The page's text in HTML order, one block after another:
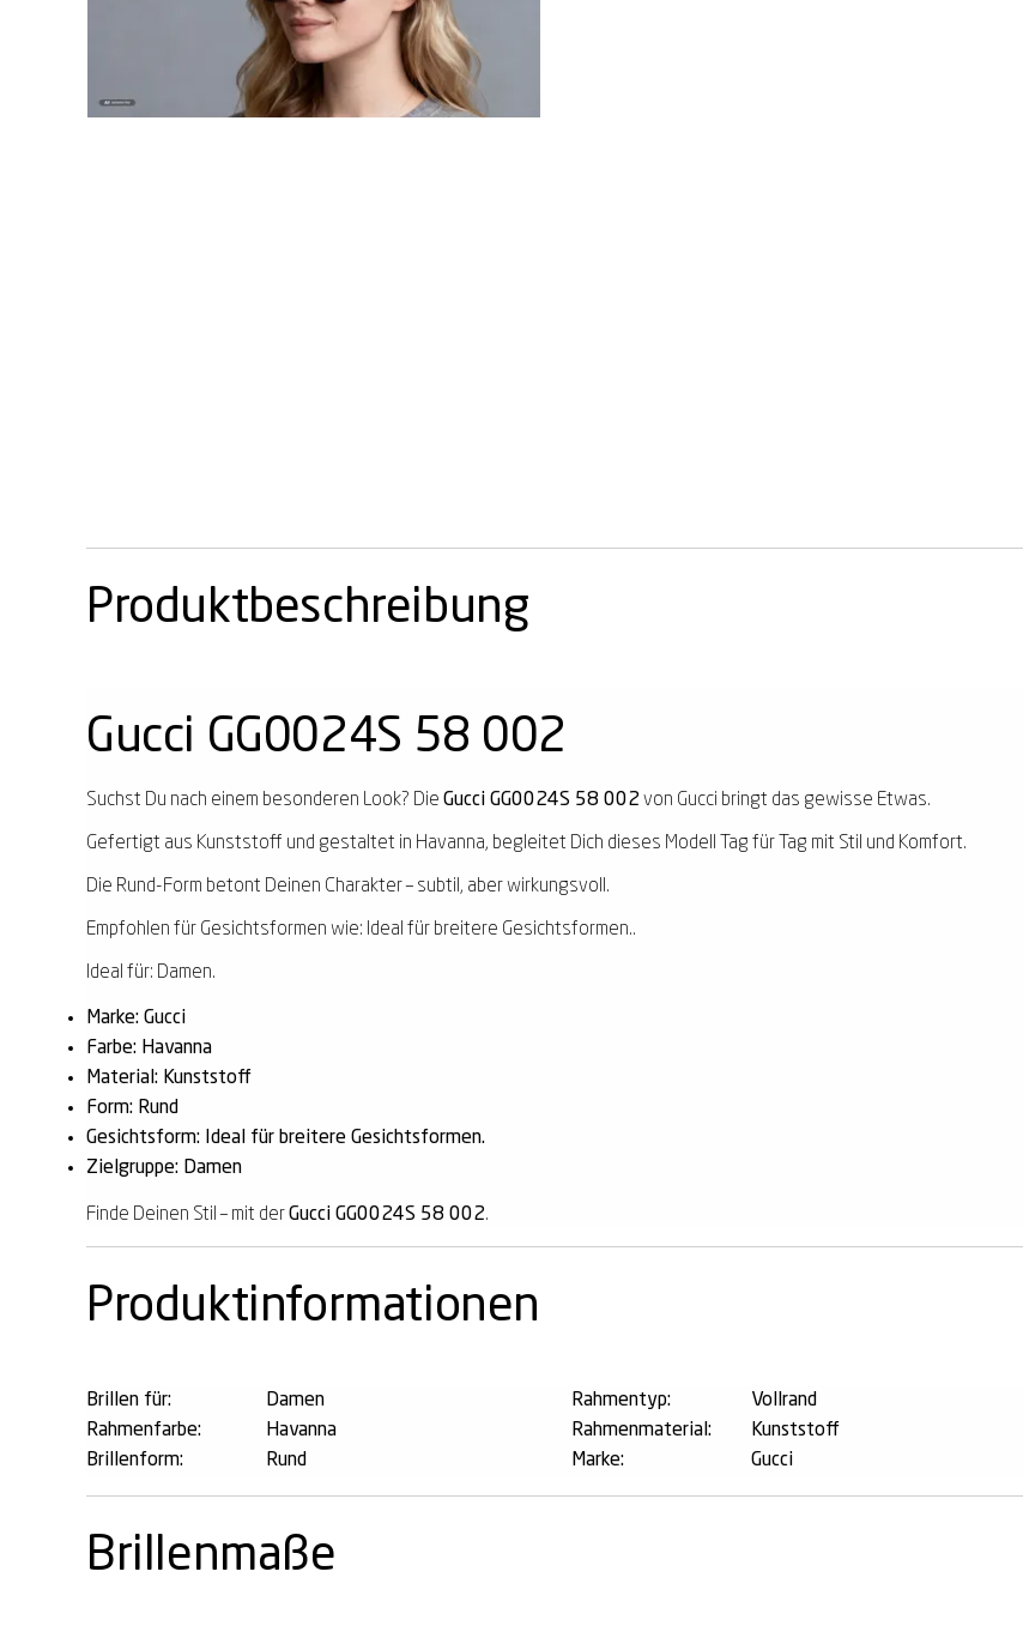
Produktbeschreibung
Gucci GG0024S 58 002
Suchst Du nach einem besonderen Look? Die Gucci GG0024S 58 002 von Gucci bringt das gewisse Etwas.
Gefertigt aus Kunststoff und gestaltet in Havanna, begleitet Dich dieses Modell Tag für Tag mit Stil und Komfort.
Die Rund-Form betont Deinen Charakter – subtil, aber wirkungsvoll.
Empfohlen für Gesichtsformen wie: Ideal für breitere Gesichtsformen..
Ideal für: Damen.
Marke: Gucci
Farbe: Havanna
Material: Kunststoff
Form: Rund
Gesichtsform: Ideal für breitere Gesichtsformen.
Zielgruppe: Damen
Finde Deinen Stil – mit derGucci GG0024S 58 002.
Produktinformationen
Brillen für:
Damen
Rahmenfarbe:
Havanna
Brillenform:
Rund
Rahmentyp:
Vollrand
Rahmenmaterial:
Kunststoff
Marke:
Gucci
Brillenmaße